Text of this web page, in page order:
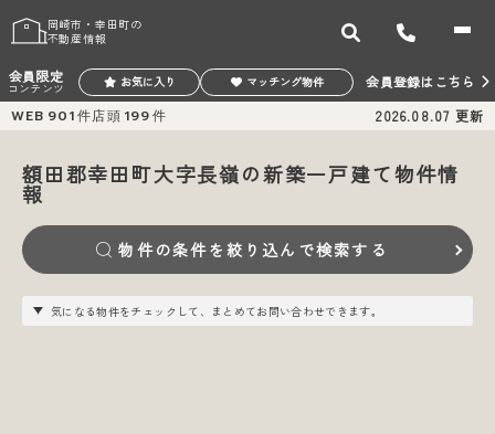
岡崎市・幸田町の
不動産情報
会員限定
コンテンツ お気に入り マッチング物件 会員登録はこちら
WEB 901件店頭 199件 2026.08.07 更新
額田郡幸田町大字長嶺の新築一戸建て物件情
報
物件の条件を絞り込んで検索する
気になる物件をチェックして、まとめてお問い合わせできます。